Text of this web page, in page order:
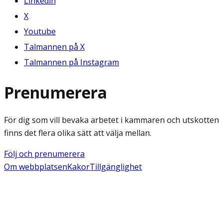
X
Youtube
Talmannen på X
Talmannen på Instagram
Prenumerera
För dig som vill bevaka arbetet i kammaren och utskotten
finns det flera olika sätt att välja mellan.
Följ och prenumerera
Om webbplatsenKakorTillgänglighet